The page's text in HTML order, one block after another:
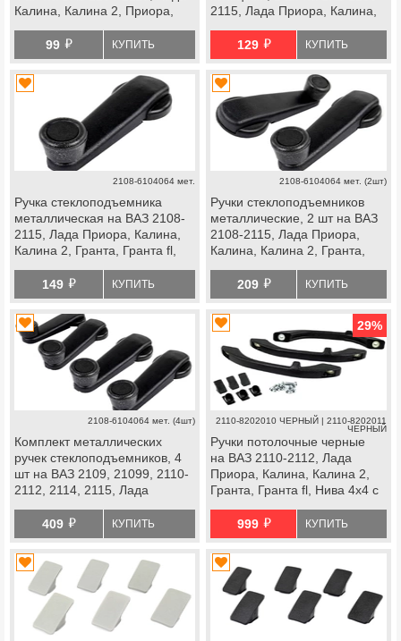
Калина, Калина 2, Приора,
Нива Легенд, Нива Тревел,
Шевроле Нива
99 й КУПИТЬ
2115, Лада Приора, Калина,
Веста, Нива 4х4, Нива
Легенд, Нива Тревел,
Шевроле Нива
129 й КУПИТЬ
2108-6104064 мет.
Ручка стеклоподъемника
металлическая на ВАЗ 2108-
2115, Лада Приора, Калина,
Калина 2, Гранта, Гранта fl,
Нива Тревел, Шевроле Нива
149 й КУПИТЬ
2108-6104064 мет. (2шт)
Ручки стеклоподъемников
металлические, 2 шт на ВАЗ
2108-2115, Лада Приора,
Калина, Калина 2, Гранта,
Нива Легенд, Нива Тревел,
Шевроле Нива
209 й КУПИТЬ
2108-6104064 мет. (4шт)
Комплект металлических
ручек стеклоподъемников, 4
шт на ВАЗ 2109, 21099, 2110-
2112, 2114, 2115, Лада
Гранта, Гранта fl, Веста, Нива
Тревел, Шевроле Нива, 5-
дверные Нива 4х4, Нива
Легенд
409 й КУПИТЬ
29%
2110-8202010 ЧЕРНЫЙ | 2110-8202011
ЧЕРНЫЙ
Ручки потолочные черные
на ВАЗ 2110-2112, Лада
Приора, Калина, Калина 2,
Гранта, Гранта fl, Нива 4х4 с
Тревел, Шевроле Нива,
datsun
999 й КУПИТЬ